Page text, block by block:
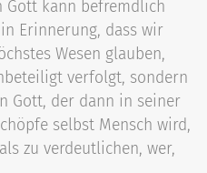
Gott kann befremdlich
Erinnerung, dass wir
Wesen glauben,
verfolgt, sondern
Gott, der dann in seiner
selbst Mensch wird,
zu verdeutlichen, wer,